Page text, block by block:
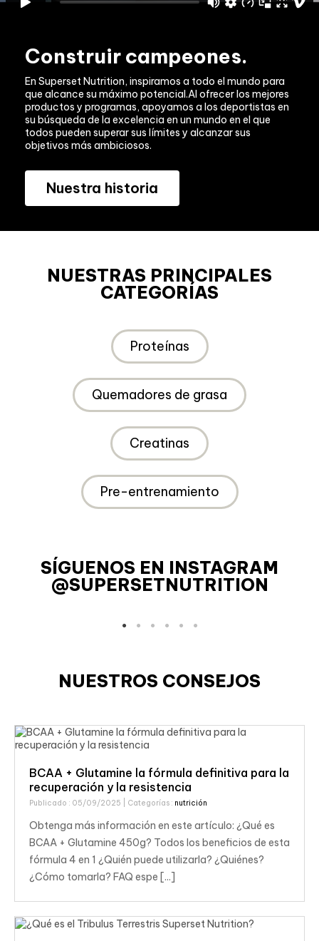
Construir campeones.
En Superset Nutrition, inspiramos a todo el mundo para
que alcance su máximo potencial.Al ofrecer los mejores
productos y programas, apoyamos a los deportistas en
su búsqueda de la excelencia en un mundo en el que
todos pueden superar sus límites y alcanzar sus
objetivos más ambiciosos.
Nuestra historia
NUESTRAS PRINCIPALES
CATEGORÍAS
Proteínas
Quemadores de grasa
Creatinas
Pre-entrenamiento
SÍGUENOS EN INSTAGRAM
@SUPERSETNUTRITION
NUESTROS CONSEJOS
BCAA + Glutamine la fórmula definitiva para la
recuperación y la resistencia
Publicado : 05/09/2025 | Categorías : nutrición
Obtenga más información en este artículo: ¿Qué es
BCAA + Glutamine 450g? Todos los beneficios de esta
fórmula 4 en 1 ¿Quién puede utilizarla? ¿Quiénes?
¿Cómo tomarla? FAQ espe [...]